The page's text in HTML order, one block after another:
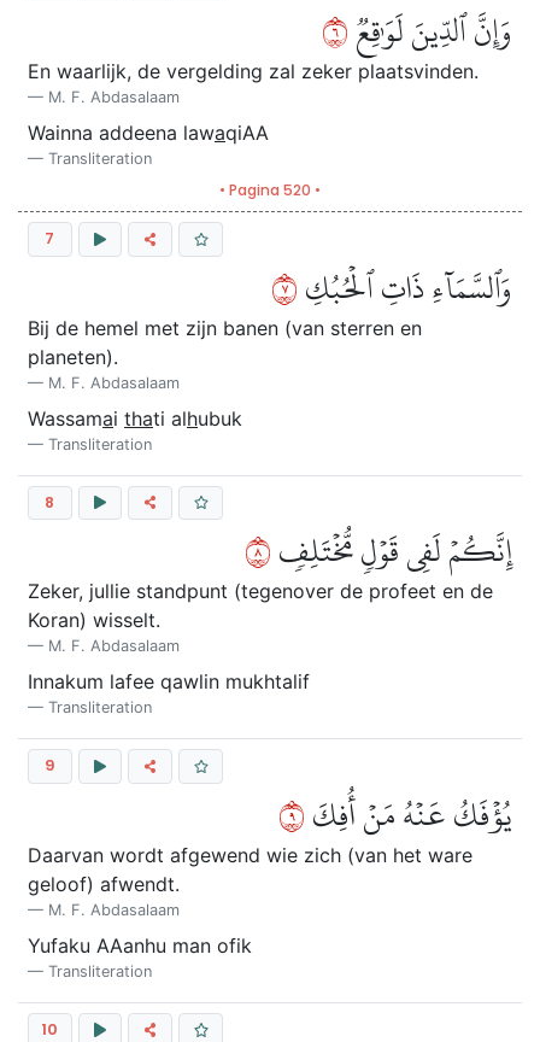
وَإِنَّ ٱلدِّينَ لَوَٰقِعٞ٦
En waarlijk, de vergelding zal zeker plaatsvinden.
M. F. Abdasalaam
Wainna addeena lawaqiAA
Transliteration
• Pagina 520 •
7
وَٱلسَّمَآءِ ذَاتِ ٱلۡحُبُكِ٧
Bij de hemel met zijn banen (van sterren en
planeten).
M. F. Abdasalaam
Wassamai thati alhubuk
Transliteration
8
إِنَّكُمۡ لَفِي قَوۡلٖ مُّخۡتَلِفٖ٨
Zeker, jullie standpunt (tegenover de profeet en de
Koran) wisselt.
M. F. Abdasalaam
Innakum lafee qawlin mukhtalif
Transliteration
9
يُؤۡفَكُ عَنۡهُ مَنۡ أُفِكَ٩
Daarvan wordt afgewend wie zich (van het ware
geloof) afwendt.
M. F. Abdasalaam
Yufaku AAanhu man ofik
Transliteration
10